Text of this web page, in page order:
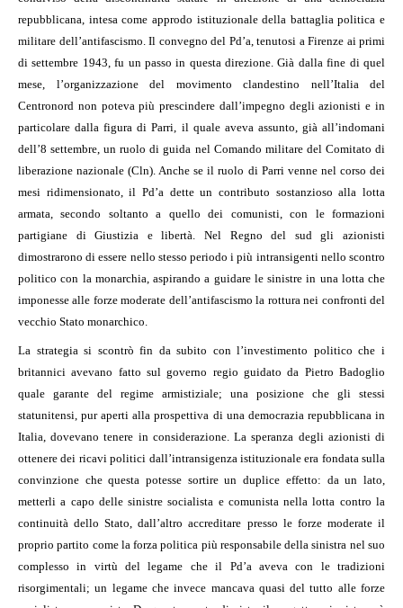
repubblicana, intesa come approdo istituzionale della battaglia politica e
militare dell’antifascismo. Il convegno del Pd’a, tenutosi a Firenze ai primi
di settembre 1943, fu un passo in questa direzione. Già dalla fine di quel
mese, l’organizzazione del movimento clandestino nell’Italia del
Centronord non poteva più prescindere dall’impegno degli azionisti e in
particolare dalla figura di Parri, il quale aveva assunto, già all’indomani
dell’8 settembre, un ruolo di guida nel Comando militare del Comitato di
liberazione nazionale (Cln). Anche se il ruolo di Parri venne nel corso dei
mesi ridimensionato, il Pd’a dette un contributo sostanzioso alla lotta
armata, secondo soltanto a quello dei comunisti, con le formazioni
partigiane di Giustizia e libertà. Nel Regno del sud gli azionisti
dimostrarono di essere nello stesso periodo i più intransigenti nello scontro
politico con la monarchia, aspirando a guidare le sinistre in una lotta che
imponesse alle forze moderate dell’antifascismo la rottura nei confronti del
vecchio Stato monarchico.
La strategia si scontrò fin da subito con l’investimento politico che i
britannici avevano fatto sul governo regio guidato da Pietro Badoglio
quale garante del regime armistiziale; una posizione che gli stessi
statunitensi, pur aperti alla prospettiva di una democrazia repubblicana in
Italia, dovevano tenere in considerazione. La speranza degli azionisti di
ottenere dei ricavi politici dall’intransigenza istituzionale era fondata sulla
convinzione che questa potesse sortire un duplice effetto: da un lato,
metterli a capo delle sinistre socialista e comunista nella lotta contro la
continuità dello Stato, dall’altro accreditare presso le forze moderate il
proprio partito come la forza politica più responsabile della sinistra nel suo
complesso in virtù del legame che il Pd’a aveva con le tradizioni
risorgimentali; un legame che invece mancava quasi del tutto alle forze